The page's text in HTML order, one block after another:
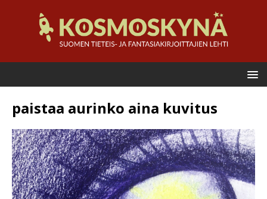
paistaa aurinko aina kuvitus